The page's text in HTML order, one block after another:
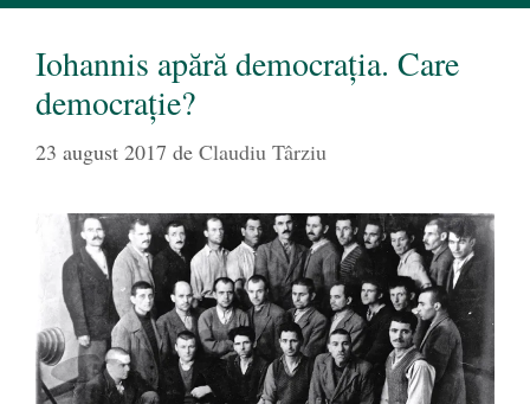
Iohannis apără democrația. Care
democrație?
23 august 2017 de Claudiu Târziu